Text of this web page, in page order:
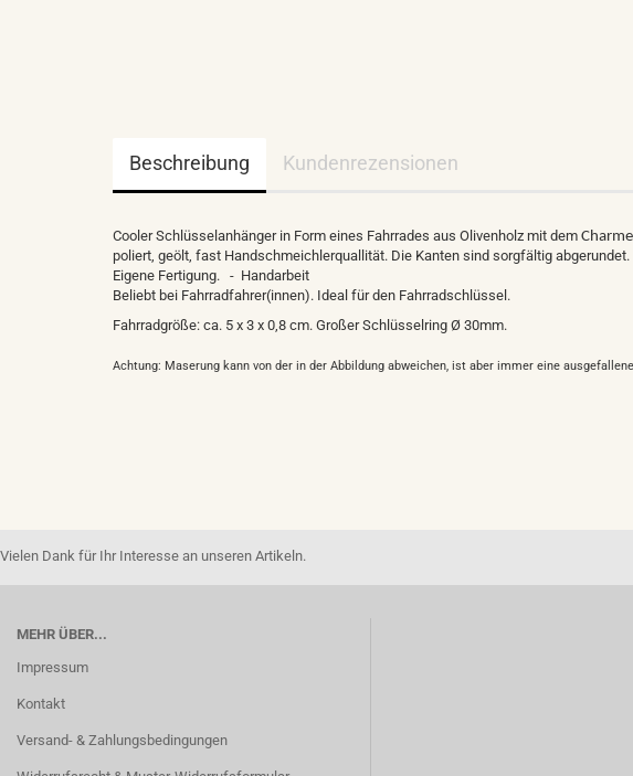
Beschreibung Kundenrezensionen
Cooler Schlüsselanhänger in Form eines Fahrrades aus Olivenholz mit dem Charme
poliert, geölt, fast Handschmeichlerquallität. Die Kanten sind sorgfältig abgerundet.
Eigene Fertigung. - Handarbeit
Beliebt bei Fahrradfahrer(innen). Ideal für den Fahrradschlüssel.
Fahrradgröße: ca. 5 x 3 x 0,8 cm. Großer Schlüsselring Ø 30mm.
Achtung: Maserung kann von der in der Abbildung abweichen, ist aber immer eine
Vielen Dank für Ihr Interesse an unseren Artikeln.
MEHR ÜBER...
Impressum
Kontakt
Versand- & Zahlungsbedingungen